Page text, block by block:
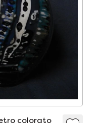
colorato